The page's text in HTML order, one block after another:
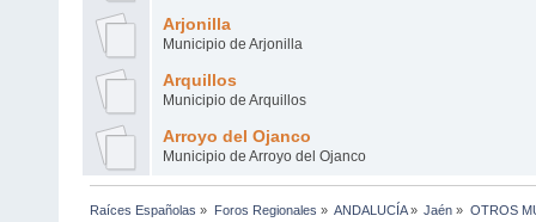
Arjonilla
Municipio de Arjonilla
Arquillos
Municipio de Arquillos
Arroyo del Ojanco
Municipio de Arroyo del Ojanco
Raíces Españolas » Foros Regionales » ANDALUCÍA» Jaén » OTROS